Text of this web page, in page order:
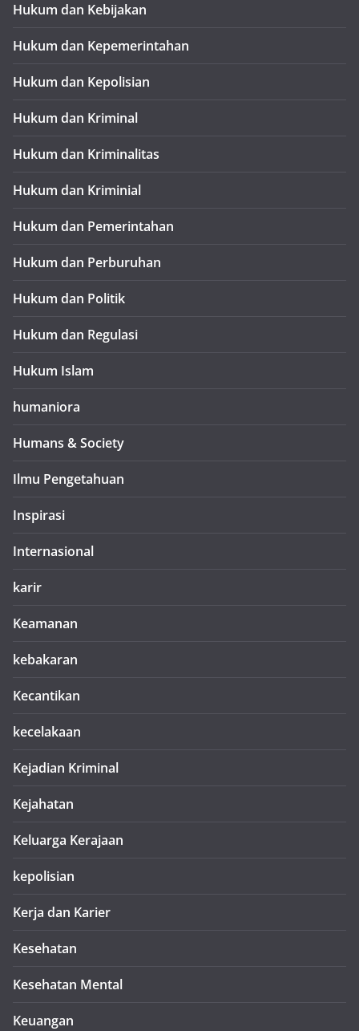
Hukum dan Kebijakan
Hukum dan Kepemerintahan
Hukum dan Kepolisian
Hukum dan Kriminal
Hukum dan Kriminalitas
Hukum dan Kriminial
Hukum dan Pemerintahan
Hukum dan Perburuhan
Hukum dan Politik
Hukum dan Regulasi
Hukum Islam
humaniora
Humans & Society
Ilmu Pengetahuan
Inspirasi
Internasional
karir
Keamanan
kebakaran
Kecantikan
kecelakaan
Kejadian Kriminal
Kejahatan
Keluarga Kerajaan
kepolisian
Kerja dan Karier
Kesehatan
Kesehatan Mental
Keuangan